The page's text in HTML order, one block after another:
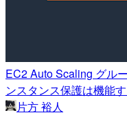
EC2 Auto Scaling グル
ンスタンス保護は機能
片方 裕人